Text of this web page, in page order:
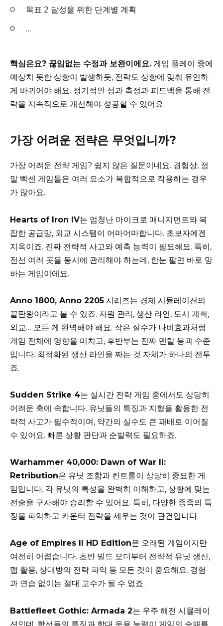
목표 2 달성을 위한 단계별 계획
…
핵심은요? 끊임없는 수정과 보완이에요. 게임 플레이 중에
예상치 못한 상황이 발생하듯, 전략도 상황에 맞춰 유연하
게 바뀌어야 해요. 정기적인 성과 측정과 피드백을 통해 전
략을 지속적으로 개선해야 성공할 수 있어요.
가장 어려운 전략은 무엇입니까?
가장 어려운 전략 게임? 쉽지 않은 질문이네요. 경험상, 정
말 빡센 게임들은 여러 요소가 복합적으로 작용하는 경우
가 많아요.
Hearts of Iron IV는 엄청난 마이크로 매니지먼트와 복
잡한 공급망, 외교 시스템이 어마어마합니다. 초보자에겐
지옥이죠. 진짜 전략적 사고와 예측 능력이 필요해요. 특히,
전선 여러 곳을 동시에 관리해야 하는데, 한눈 팔면 바로 망
하는 게임이에요.
Anno 1800, Anno 2205 시리즈는 경제 시뮬레이션의
끝판왕이라고 볼 수 있죠. 자원 관리, 생산 라인, 도시 계획,
외교… 모든 게 완벽해야 해요. 작은 실수가 나비효과처럼
게임 전체에 영향을 미치고, 후반부는 진짜 멘탈 붕괴 수준
입니다. 최적화된 생산 라인을 짜는 것 자체가 하나의 전투
죠.
Sudden Strike 4는 실시간 전략 게임 중에서도 상당히
어려운 축에 속합니다. 유닛들의 특징과 지형을 활용한 전
략적 사고가 필수적이며, 약간의 실수도 큰 패배로 이어질
수 있어요. 빠른 상황 판단과 순발력도 필요하죠.
Warhammer 40,000: Dawn of War II:
Retribution은 유닛 조합과 컨트롤이 상당히 중요한 게
임입니다. 각 유닛의 특성을 완벽히 이해하고, 상황에 맞는
전술을 구사해야 승리할 수 있어요. 특히, 다양한 종족의 특
징을 파악하고 카운터 전략을 세우는 것이 관건입니다.
Age of Empires II HD Edition은 오래된 게임이지만
여전히 어렵습니다. 초반 빌드 오더부터 전략적 유닛 생산,
맵 활용, 상대방의 전략 파악 등 모든 것이 중요해요. 경험
과 연습 없이는 절대 고수가 될 수 없죠.
Battlefleet Gothic: Armada 2는 우주 해전 시뮬레이
션인데, 함선들의 특징과 함대 운용 능력이 게임의 승패를